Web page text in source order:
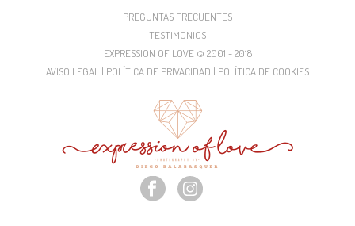
PREGUNTAS FRECUENTES
TESTIMONIOS
EXPRESSION OF LOVE © 2001 - 2018
AVISO LEGAL | POLÍTICA DE PRIVACIDAD | POLÍTICA DE COOKIES